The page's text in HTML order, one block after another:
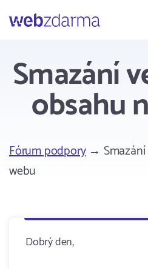
Webzdarma
Smazání
obsahu
Fórum podpory→ Smazání
webu
Dobrý den,